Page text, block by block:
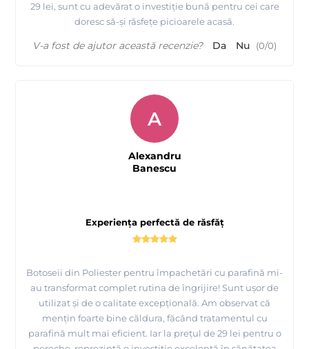
29 lei, sunt cu adevărat o investiție bună pentru cei care
doresc să-și răsfețe picioarele acasă.
V-a fost de ajutor această recenzie? Da Nu (0/0)
Experiența perfectă de răsfăț
Botoseii din Poliester pentru împachetări cu parafină mi-
au transformat complet rutina de îngrijire! Sunt ușor de
utilizat și de o calitate excepțională. Am observat că
mențin foarte bine căldura, făcând tratamentul cu
parafină mult mai eficient. Iar la prețul de 29 lei pentru o
A
Alexandru
Banescu